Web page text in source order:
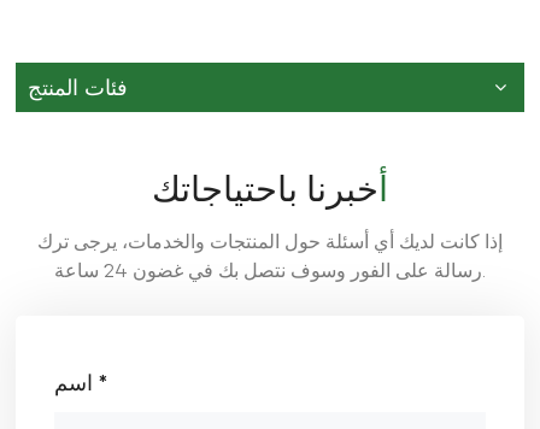
فئات المنتج
أخبرنا باحتياجاتك
إذا كانت لديك أي أسئلة حول المنتجات والخدمات، يرجى ترك
رسالة على الفور وسوف نتصل بك في غضون 24 ساعة.
اسم *